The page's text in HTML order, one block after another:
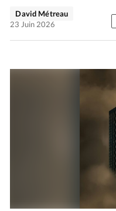
David Métreau
23 Juin 2026